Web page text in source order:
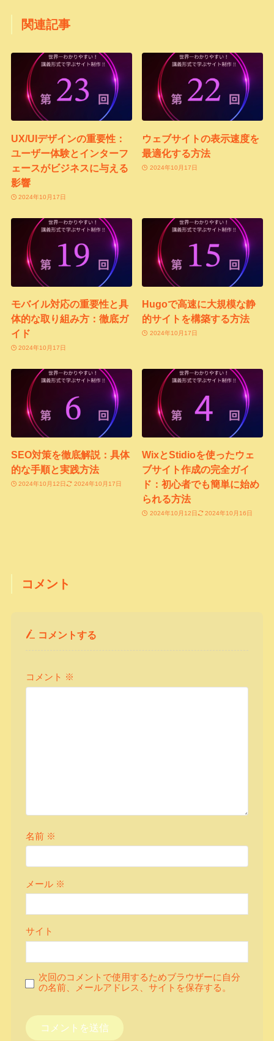
関連記事
UX/UIデザインの重要性：
ユーザー体験とインターフ
ェースがビジネスに与える
影響
2024年10月17日
ウェブサイトの表示速度を
最適化する方法
2024年10月17日
モバイル対応の重要性と具
体的な取り組み方：徹底ガ
イド
2024年10月17日
Hugoで高速に大規模な静
的サイトを構築する方法
2024年10月17日
SEO対策を徹底解説：具体
的な手順と実践方法
2024年10月12日 2024年10月17日
WixとStidioを使ったウェ
ブサイト作成の完全ガイ
ド：初心者でも簡単に始め
られる方法
2024年10月12日 2024年10月16日
コメント
コメントする
コメント ※
名前 ※
メール ※
サイト
次回のコメントで使用するためブラウザーに自分
の名前、メールアドレス、サイトを保存する。